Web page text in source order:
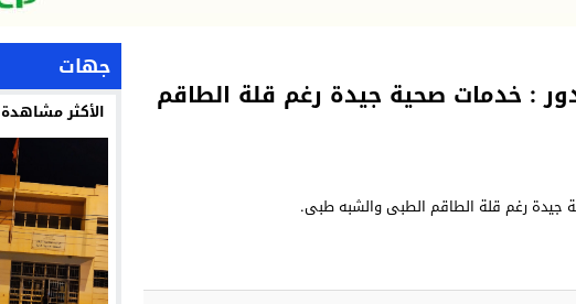
: خدمات صحية جيدة رغم قلة الطاقم
جهات
الأكثر مشاهدة